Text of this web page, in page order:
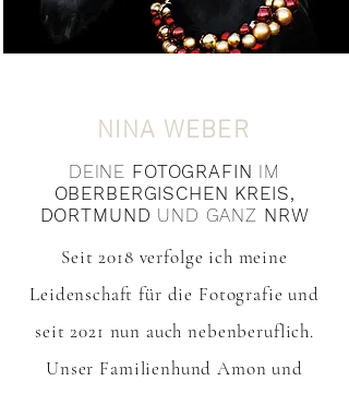
NINA WEBER
DEINE FOTOGRAFIN IM
OBERBERGISCHEN KREIS,
DORTMUND UND GANZ NRW
Seit 2018 verfolge ich meine
Leidenschaft für die Fotografie und
seit 2021 nun auch nebenberuflich.
Unser Familienhund Amon und